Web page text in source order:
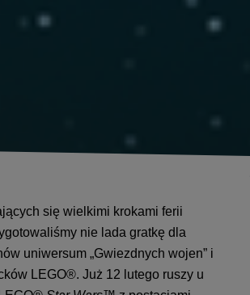
się wielkimi krokami ferii
nie lada gratkę dla
uniwersum „Gwiezdnych wojen” i
LEGO®. Już 12 lutego ruszy u